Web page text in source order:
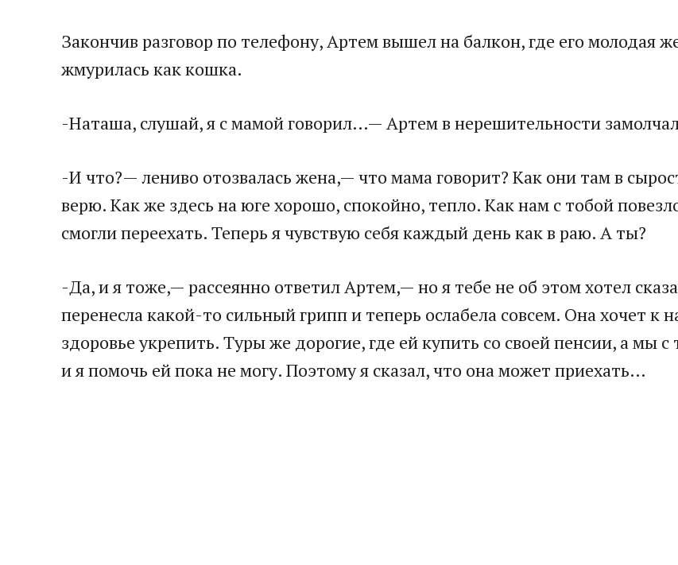
Закончив разговор по телефону, Артем вышел на балкон, где его молодая
жмурилась как кошка.
-Наташа, слушай, я с мамой говорил…— Артем в нерешительности
-И что?— лениво отозвалась жена,— что мама говорит? Как они там в
верю. Как же здесь на юге хорошо, спокойно, тепло. Как нам с тобой
смогли переехать. Теперь я чувствую себя каждый день как в раю. А ты?
-Да, и я тоже,— рассеянно ответил Артем,— но я тебе не об этом хотел
перенесла какой-то сильный грипп и теперь ослабела совсем. Она хочет к
здоровье укрепить. Туры же дорогие, где ей купить со своей пенсии, а мы
и я помочь ей пока не могу. Поэтому я сказал, что она может приехать…